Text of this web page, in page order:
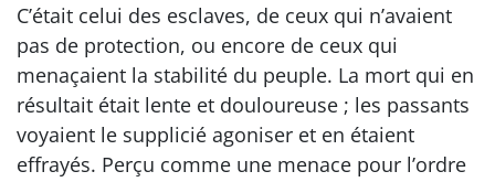
C’était celui des esclaves, de ceux qui n’avaient
pas de protection, ou encore de ceux qui
menaçaient la stabilité du peuple. La mort qui en
résultait était lente et douloureuse ; les passants
voyaient le supplicié agoniser et en étaient
effrayés. Perçu comme une menace pour l’ordre